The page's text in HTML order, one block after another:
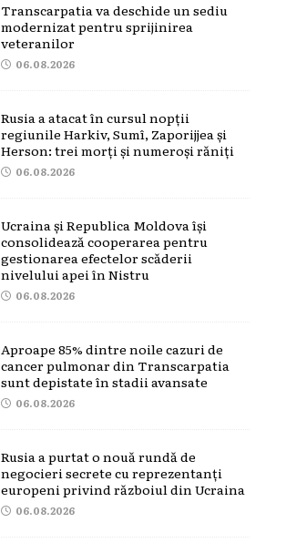
Transcarpatia va deschide un sediu
modernizat pentru sprijinirea
veteranilor
06.08.2026
Rusia a atacat în cursul nopții
regiunile Harkiv, Sumî, Zaporijjea și
Herson: trei morți și numeroși răniți
06.08.2026
Ucraina și Republica Moldova își
consolidează cooperarea pentru
gestionarea efectelor scăderii
nivelului apei în Nistru
06.08.2026
Aproape 85% dintre noile cazuri de
cancer pulmonar din Transcarpatia
sunt depistate în stadii avansate
06.08.2026
Rusia a purtat o nouă rundă de
negocieri secrete cu reprezentanți
europeni privind războiul din Ucraina
06.08.2026